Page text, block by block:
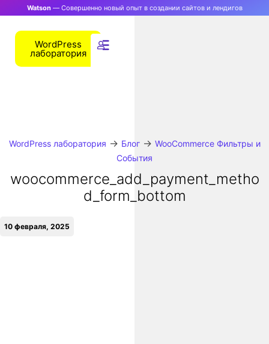
Watson— Совершенно новый опыт в создании сайтов и лендигов
WordPress
лаборатория
WordPress лаборатория → Блог→ WooCommerce Фильтры и
События
woocommerce_add_payment_metho
d_form_bottom
10 февраля, 2025